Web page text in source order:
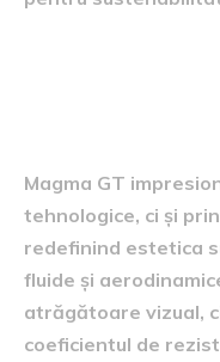
Magma GT
tehnologice, ci și
redefinind estetica
fluide și
atrăgătoare vizual,
coeficientul de